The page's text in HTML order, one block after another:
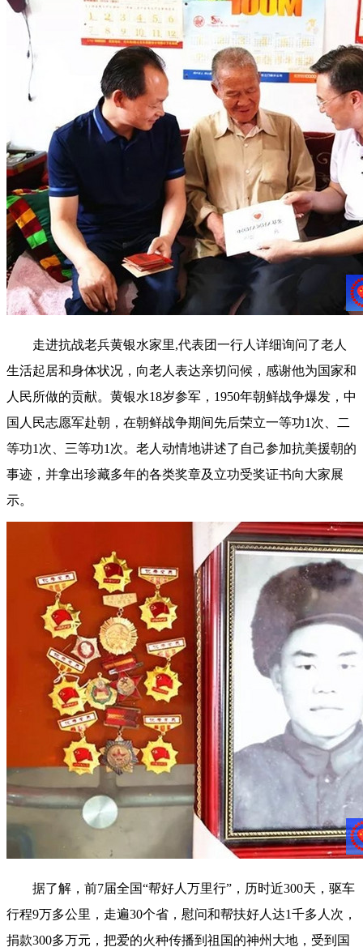
走进抗战老兵黄银水家里,代表团一行人详细询问了老人
生活起居和身体状况，向老人表达亲切问候，感谢他为国家和
人民所做的贡献。黄银水18岁参军，1950年朝鲜战争爆发，中
国人民志愿军赴朝，在朝鲜战争期间先后荣立一等功1次、二
等功1次、三等功1次。老人动情地讲述了自己参加抗美援朝的
事迹，并拿出珍藏多年的各类奖章及立功受奖证书向大家展
示。
据了解，前7届全国“帮好人万里行”，历时近300天，驱车
行程9万多公里，走遍30个省，慰问和帮扶好人达1千多人次，
捐款300多万元，把爱的火种传播到祖国的神州大地，受到国